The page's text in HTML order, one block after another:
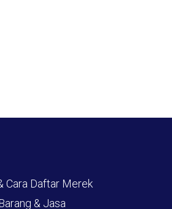
Cara Daftar Merek
& Jasa